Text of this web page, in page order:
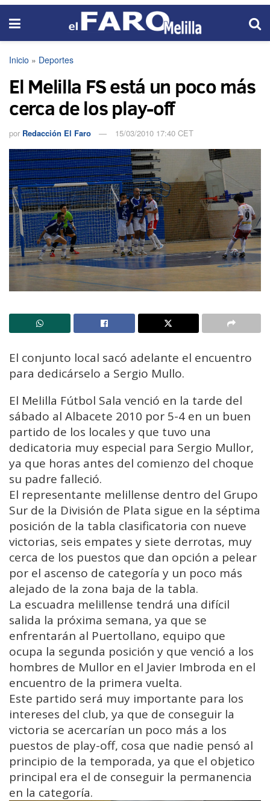
Inicio » Deportes
El Melilla FS está un poco más
cerca de los play-off
por Redacción El Faro 15/03/2010 17:40 CET
El conjunto local sacó adelante el encuentro
para dedicárselo a Sergio Mullo.
El Melilla Fútbol Sala venció en la tarde del
sábado al Albacete 2010 por 5-4 en un buen
partido de los locales y que tuvo una
dedicatoria muy especial para Sergio Mullor,
ya que horas antes del comienzo del choque
su padre falleció.
El representante melillense dentro del Grupo
Sur de la División de Plata sigue en la séptima
posición de la tabla clasificatoria con nueve
victorias, seis empates y siete derrotas, muy
cerca de los puestos que dan opción a pelear
por el ascenso de categoría y un poco más
alejado de la zona baja de la tabla.
La escuadra melillense tendrá una difícil
salida la próxima semana, ya que se
enfrentarán al Puertollano, equipo que
ocupa la segunda posición y que venció a los
hombres de Mullor en el Javier Imbroda en el
encuentro de la primera vuelta.
Este partido será muy importante para los
intereses del club, ya que de conseguir la
victoria se acercarían un poco más a los
puestos de play-off, cosa que nadie pensó al
principio de la temporada, ya que el objetico
principal era el de conseguir la permanencia
en la categoría.